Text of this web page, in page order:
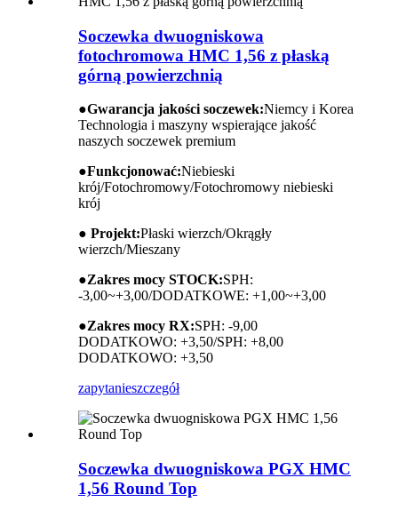
Soczewka dwuogniskowa
fotochromowa HMC 1,56 z płaską
górną powierzchnią
●Gwarancja jakości soczewek:Niemcy i Korea
Technologia i maszyny wspierające jakość
naszych soczewek premium
●Funkcjonować:Niebieski
krój/Fotochromowy/Fotochromowy niebieski
krój
● Projekt:Płaski wierzch/Okrągły
wierzch/Mieszany
●Zakres mocy STOCK:SPH:
-3,00~+3,00/DODATKOWE: +1,00~+3,00
●Zakres mocy RX:SPH: -9,00
DODATKOWO: +3,50/SPH: +8,00
DODATKOWO: +3,50
zapytanieszczegół
Soczewka dwuogniskowa PGX HMC
1,56 Round Top